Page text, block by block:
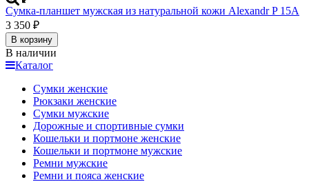
Сумка-планшет мужская из натуральной кожи Alexandr P 15A
3 350 ₽
В корзину
В наличии
Каталог
Сумки женские
Рюкзаки женские
Сумки мужские
Дорожные и спортивные сумки
Кошельки и портмоне женские
Кошельки и портмоне мужские
Ремни мужские
Ремни и пояса женские